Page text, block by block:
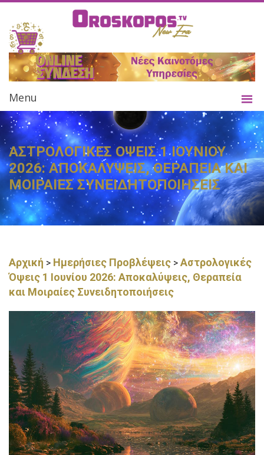
Menu
ΑΣΤΡΟΛΟΓΙΚΕΣ ΟΨΕΙΣ 1 ΙΟΥΝΙΟΥ
2026: ΑΠΟΚΑΛΥΨΕΙΣ, ΘΕΡΑΠΕΙΑ ΚΑΙ
ΜΟΙΡΑΙΕΣ ΣΥΝΕΙΔΗΤΟΠΟΙΗΣΕΙΣ
Αρχική > Ημερήσιες Προβλέψεις > Αστρολογικές
Όψεις 1 Ιουνίου 2026: Αποκαλύψεις, Θεραπεία
και Μοιραίες Συνειδητοποιήσεις